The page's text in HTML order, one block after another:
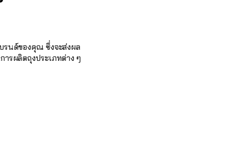
รนด์ของคุณ ซึ่งจะส่งผล
รผลิตถุงประเภทต่าง ๆ